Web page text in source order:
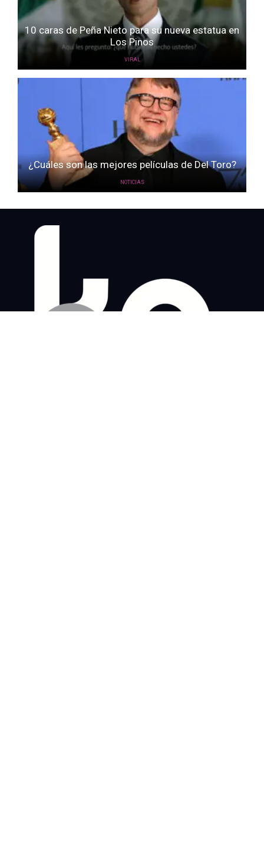
10 caras de Peña Nieto para su nueva estatua en
Los Pinos
VIRAL
¿Cuáles son las mejores películas de Del Toro?
NOTICIAS